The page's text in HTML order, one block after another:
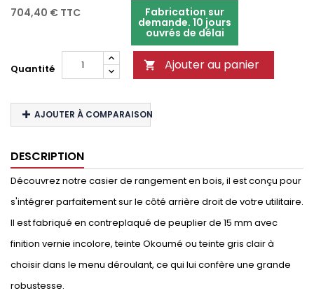
704,40 € TTC Fabrication sur
demande. 10 jours
ouvrés de délai
Quantité  Ajouter au panier
AJOUTER À COMPARAISON
DESCRIPTION
Découvrez notre casier de rangement en bois, il est conçu pour
s'intégrer parfaitement sur le côté arrière droit de votre utilitaire.
Il est fabriqué en contreplaqué de peuplier de 15 mm avec
finition vernie incolore, teinte Okoumé ou teinte gris clair à
choisir dans le menu déroulant, ce qui lui confère une grande
robustesse.